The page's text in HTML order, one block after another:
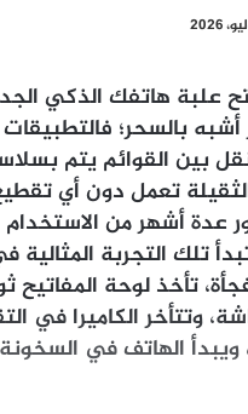
علبة هاتفك الذكي
أشبه بالسحر؛
بين القوائم يتم
تعمل دون أي
عدة أشهر من
تلك التجربة
تأخذ لوحة المفاتيح
وتتأخر الكاميرا في
ويبدأ الهاتف في